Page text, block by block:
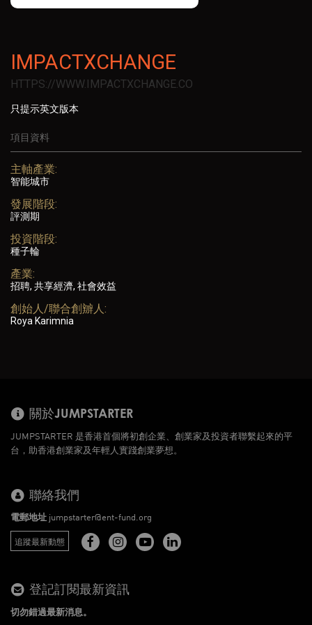
IMPACTXCHANGE
HTTPS://WWW.IMPACTXCHANGE.CO
只提示英文版本
項目資料
主軸產業:
智能城市
發展階段:
評測期
投資階段:
種子輪
產業:
招聘, 共享經濟, 社會效益
創始人/聯合創辧人:
Roya Karimnia
關於JUMPSTARTER
JUMPSTARTER 是香港首個將初創企業、創業家及投資者聯繫起來的平
台，助香港創業家及年輕人實踐創業夢想。
聯絡我們
電郵地址 jumpstarter@ent-fund.org
追蹤最新動態
登記訂閱最新資訊
切勿錯過最新消息。